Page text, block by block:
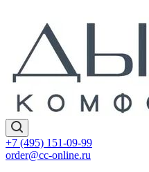
+7 (495) 151-09-99
order@cc-online.ru